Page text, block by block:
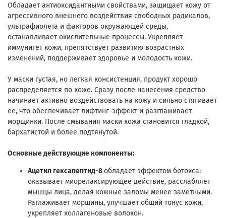
Обладает антиоксидантными свойствами, защищает кожу от
агрессивного внешнего воздействия свободных радикалов,
ультрафиолета и факторов окружающей среды,
останавливает окислительные процессы. Укрепляет
иммунитет кожи, препятствует развитию возрастных
изменений, поддерживает здоровье и молодость кожи.
У маски густая, но легкая консистенция, продукт хорошо
распределяется по коже. Сразу после нанесения средство
начинает активно воздействовать на кожу и сильно стягивает
ее, что обеспечивает лифтинг-эффект и разглаживает
морщинки. После смывания маски кожа становится гладкой,
бархатистой и более подтянутой.
Основные действующие компоненты:
Ацетил гексапептид-8обладает эффектом ботокса:
оказывает миорелаксирующее действие, расслабляет
мышцы лица, делая кожные заломы менее заметными.
Раглаживает морщины, улучшает общий тонус кожи,
укрепляет коллагеновые волокон.